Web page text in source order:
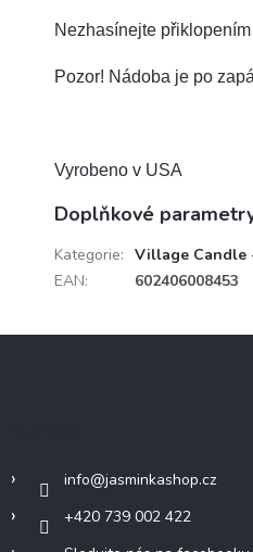
Nezhasínejte
Pozor! Nádoba je po
Vyrobeno v USA
Doplňkové
Kategorie: Village Candle
EAN: 602406008453
info@jasminkashop.cz
+420 739 002 422